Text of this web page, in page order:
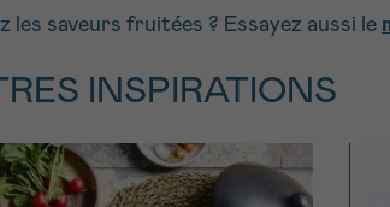
les saveurs fruitées ? Essayez aussi le
INSPIRATIONS